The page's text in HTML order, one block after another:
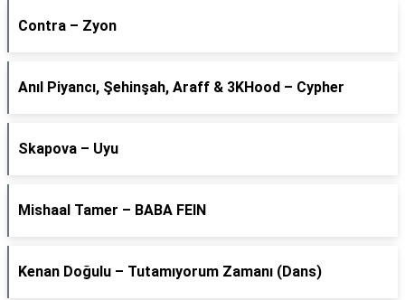
Contra – Zyon
Anıl Piyancı, Şehinşah, Araff & 3KHood – Cypher
Skapova – Uyu
Mishaal Tamer – BABA FEIN
Kenan Doğulu – Tutamıyorum Zamanı (Dans)